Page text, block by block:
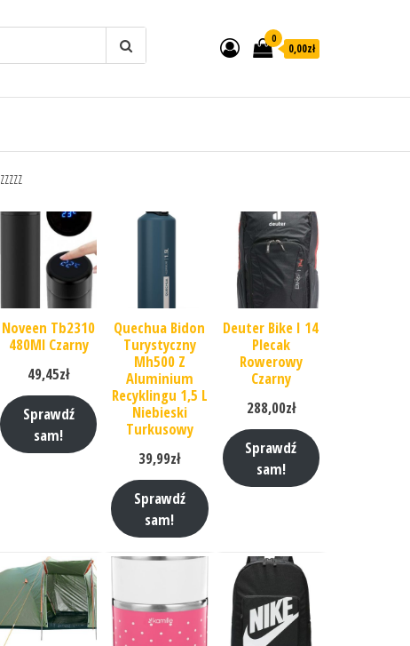
0
0,00zł
zzzzz
Noveen Tb2310
480Ml Czarny
49,45zł
Sprawdź
sam!
Quechua Bidon
Turystyczny
Mh500 Z
Aluminium
Recyklingu 1,5 L
Niebieski
Turkusowy
39,99zł
Sprawdź
sam!
Deuter Bike I 14
Plecak
Rowerowy
Czarny
288,00zł
Sprawdź
sam!